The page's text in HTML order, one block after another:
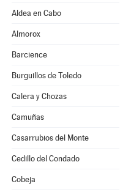
Aldea en Cabo
Almorox
Barcience
Burguillos de Toledo
Calera y Chozas
Camuñas
Casarrubios del Monte
Cedillo del Condado
Cobeja